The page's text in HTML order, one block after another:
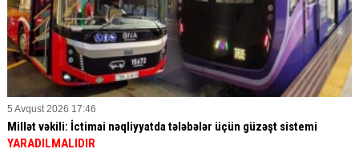
5 Avqust 2026 17:46
Millət vəkili: İctimai nəqliyyatda tələbələr üçün güzəşt sistemi
YARADILMALIDIR